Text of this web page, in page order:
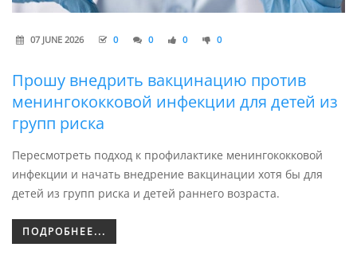
07 JUNE 2026 0 0 0 0
Прошу внедрить вакцинацию против
менингококковой инфекции для детей из
групп риска
Пересмотреть подход к профилактике менингококковой
инфекции и начать внедрение вакцинации хотя бы для
детей из групп риска и детей раннего возраста.
ПОДРОБНЕЕ...